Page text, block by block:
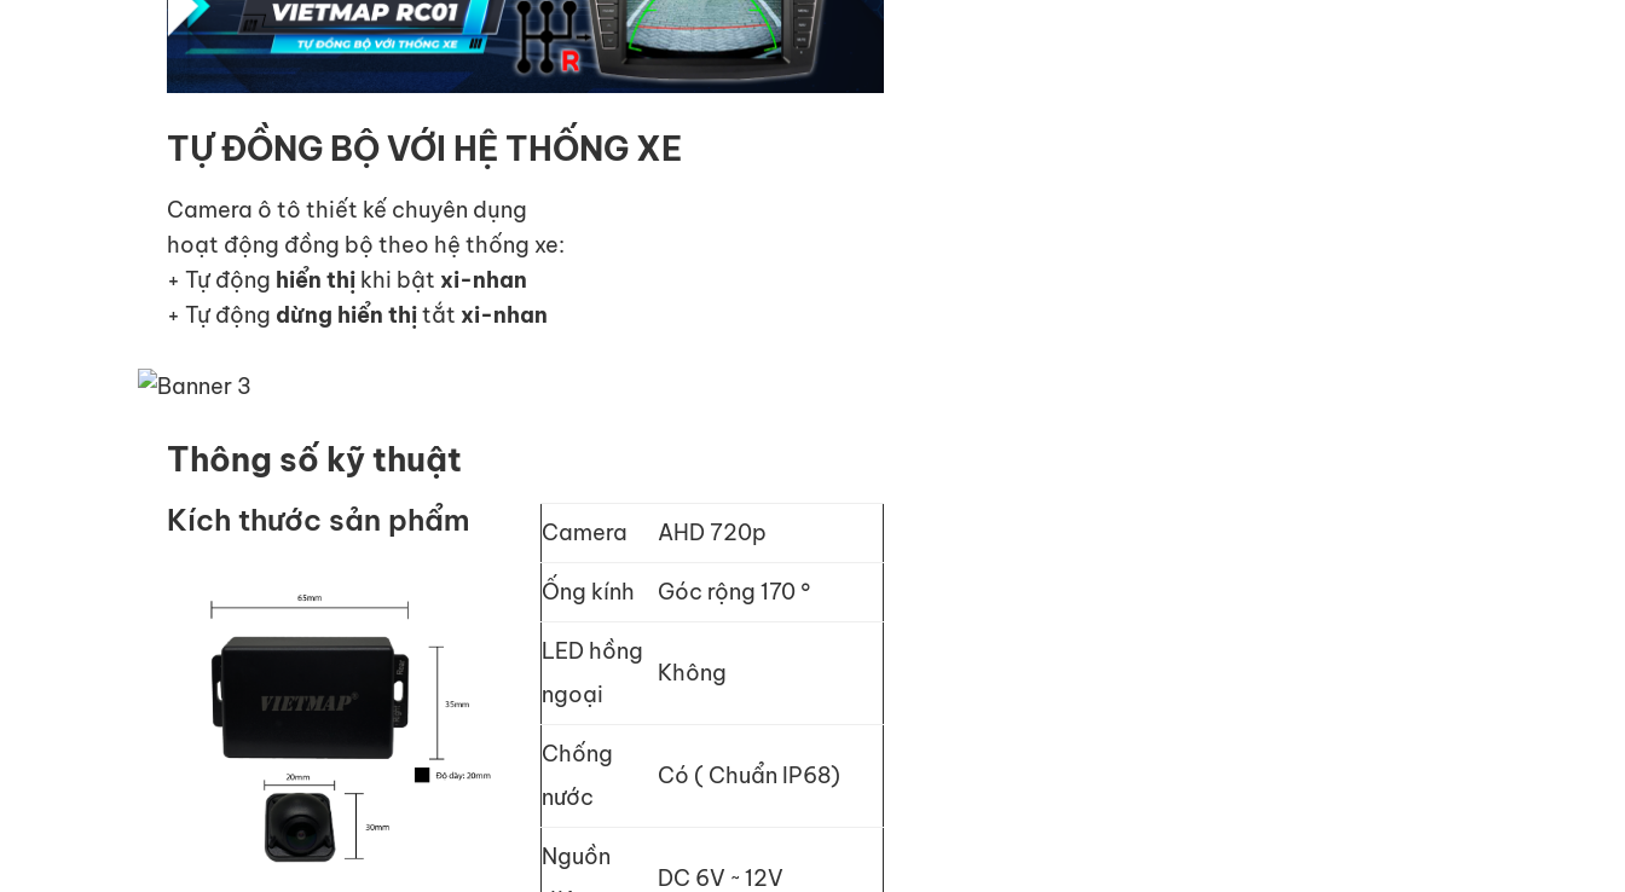
TỰ ĐỒNG BỘ VỚI HỆ THỐNG XE
Camera ô tô thiết kế chuyên dụng
hoạt động đồng bộ theo hệ thống xe:
+ Tự động hiển thị khi bật xi-nhan
+ Tự động dừng hiển thịtắt xi-nhan
Thông số kỹ thuật
Kích thước sản phẩm Camera AHD 720p
Ống kính Góc rộng 170 °
LED hồng
ngoại
Không
Chống
nước
Có ( Chuẩn IP68)
Nguồn
DC 6V ~ 12V